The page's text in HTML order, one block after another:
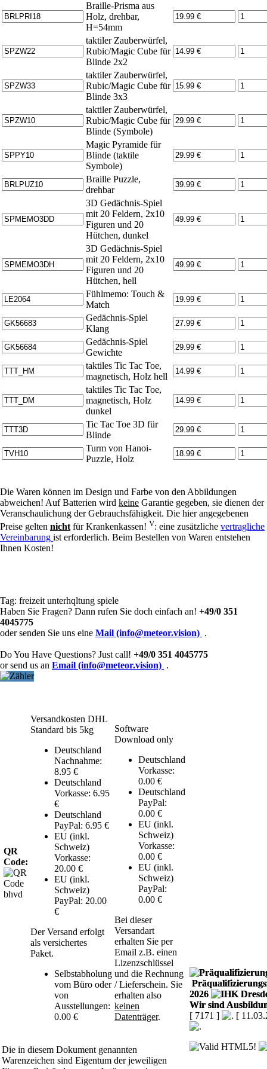
Braille-Prisma aus
Holz, drehbar,
H=54mm
taktiler Zauberwürfel,
Rubic/Magic Cube für
Blinde 2x2
taktiler Zauberwürfel,
Rubic/Magic Cube für
Blinde 3x3
taktiler Zauberwürfel,
Rubic/Magic Cube für
Blinde (Symbole)
Magic Pyramide für
Blinde (taktile
Symbole)
Braille Puzzle,
drehbar
3D Gedächnis-Spiel
mit 20 Feldern, 2x10
Figuren und 20
Hütchen, dunkel
3D Gedächnis-Spiel
mit 20 Feldern, 2x10
Figuren und 20
Hütchen, hell
Fühlmemo: Touch &
Match
Gedächnis-Spiel
Klang
Gedächnis-Spiel
Gewichte
taktiles Tic Tac Toe,
magnetisch, Holz hell
taktiles Tic Tac Toe,
magnetisch, Holz
dunkel
Tic Tac Toe 3D für
Blinde
Turm von Hanoi-
Puzzle, Holz
Die Waren können im Design und Farbe von den Abbildungen
abweichen! Auf Batterien wird keine Garantie gegeben, sie dienen der
Veranschaulichung der Gebrauchsfähigkeit. Die hier angegebenen
Preise gelten nicht für Krankenkassen! V: eine zusätzliche vertragliche
Vereinbarung ist erforderlich. Beim Bestellen von Waren entstehen
Ihnen Kosten!
Tag: freizeit unterhqltung spiele
Haben Sie Fragen? Dann rufen Sie doch einfach an! +49/0 351
4045775
oder senden Sie uns eine Mail (info@meteor.vision) .
Do You Have Questions? Just call! +49/0 351 4045775
or send us an Email (info@meteor.vision) .
QR
Code:
Versandkosten DHL
Standard bis 5kg
Deutschland
Nachnahme:
8.95 €
Deutschland
Vorkasse: 6.95
€
Deutschland
PayPal: 6.95 €
EU (inkl.
Schweiz)
Vorkasse:
20.00 €
EU (inkl.
Schweiz)
PayPal: 20.00
€
Der Versand erfolgt
als versichertes
Paket.
Selbstabholung
vom Büro oder
von
Ausstellungen:
0.00 €
Software
Download only
Deutschland
Vorkasse:
0.00 €
Deutschland
PayPal:
0.00 €
EU (inkl.
Schweiz)
Vorkasse:
0.00 €
EU (inkl.
Schweiz)
PayPal:
0.00 €
Bei dieser
Versandart
erhalten Sie per
Email z.B. einen
Lizenzschlüssel
und die Rechnung
/ Lieferschein. Sie
erhalten also
keinen
Datenträger.
Die in diesem Dokument genannten
Warenzeichen sind Eigentum der jeweiligen
2026
Wir sind
[ 7171 ]
[